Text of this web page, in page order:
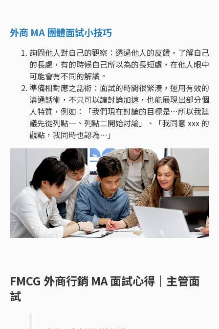
外商 MA 團體面試小技巧
詢問他人對自己的觀察：透過他人的反饋，了解自己
的長處，有的時候自己所以為的長短處，在他人眼中
可能會有不同的解讀。
準備相對應之話術：面試的時間很緊湊，運用有效的
溝通話術，不只可以讓討論加速，也能展現出部分個
人特質，例如：「我們現在討論的目標是…所以我建
議先從列點一、列點二開始討論」、「我同意 xxx 的
觀點，我同時也認為…」
FMCG 外商行銷 MA 面試心得｜主管面
試